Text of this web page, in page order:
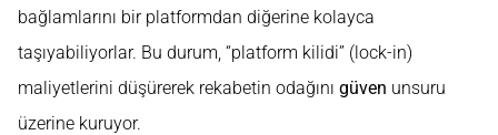
bağlamlarını bir platformdan diğerine kolayca
taşıyabiliyorlar. Bu durum, “platform kilidi” (lock-in)
maliyetlerini düşürerek rekabetin odağını güven unsuru
üzerine kuruyor.